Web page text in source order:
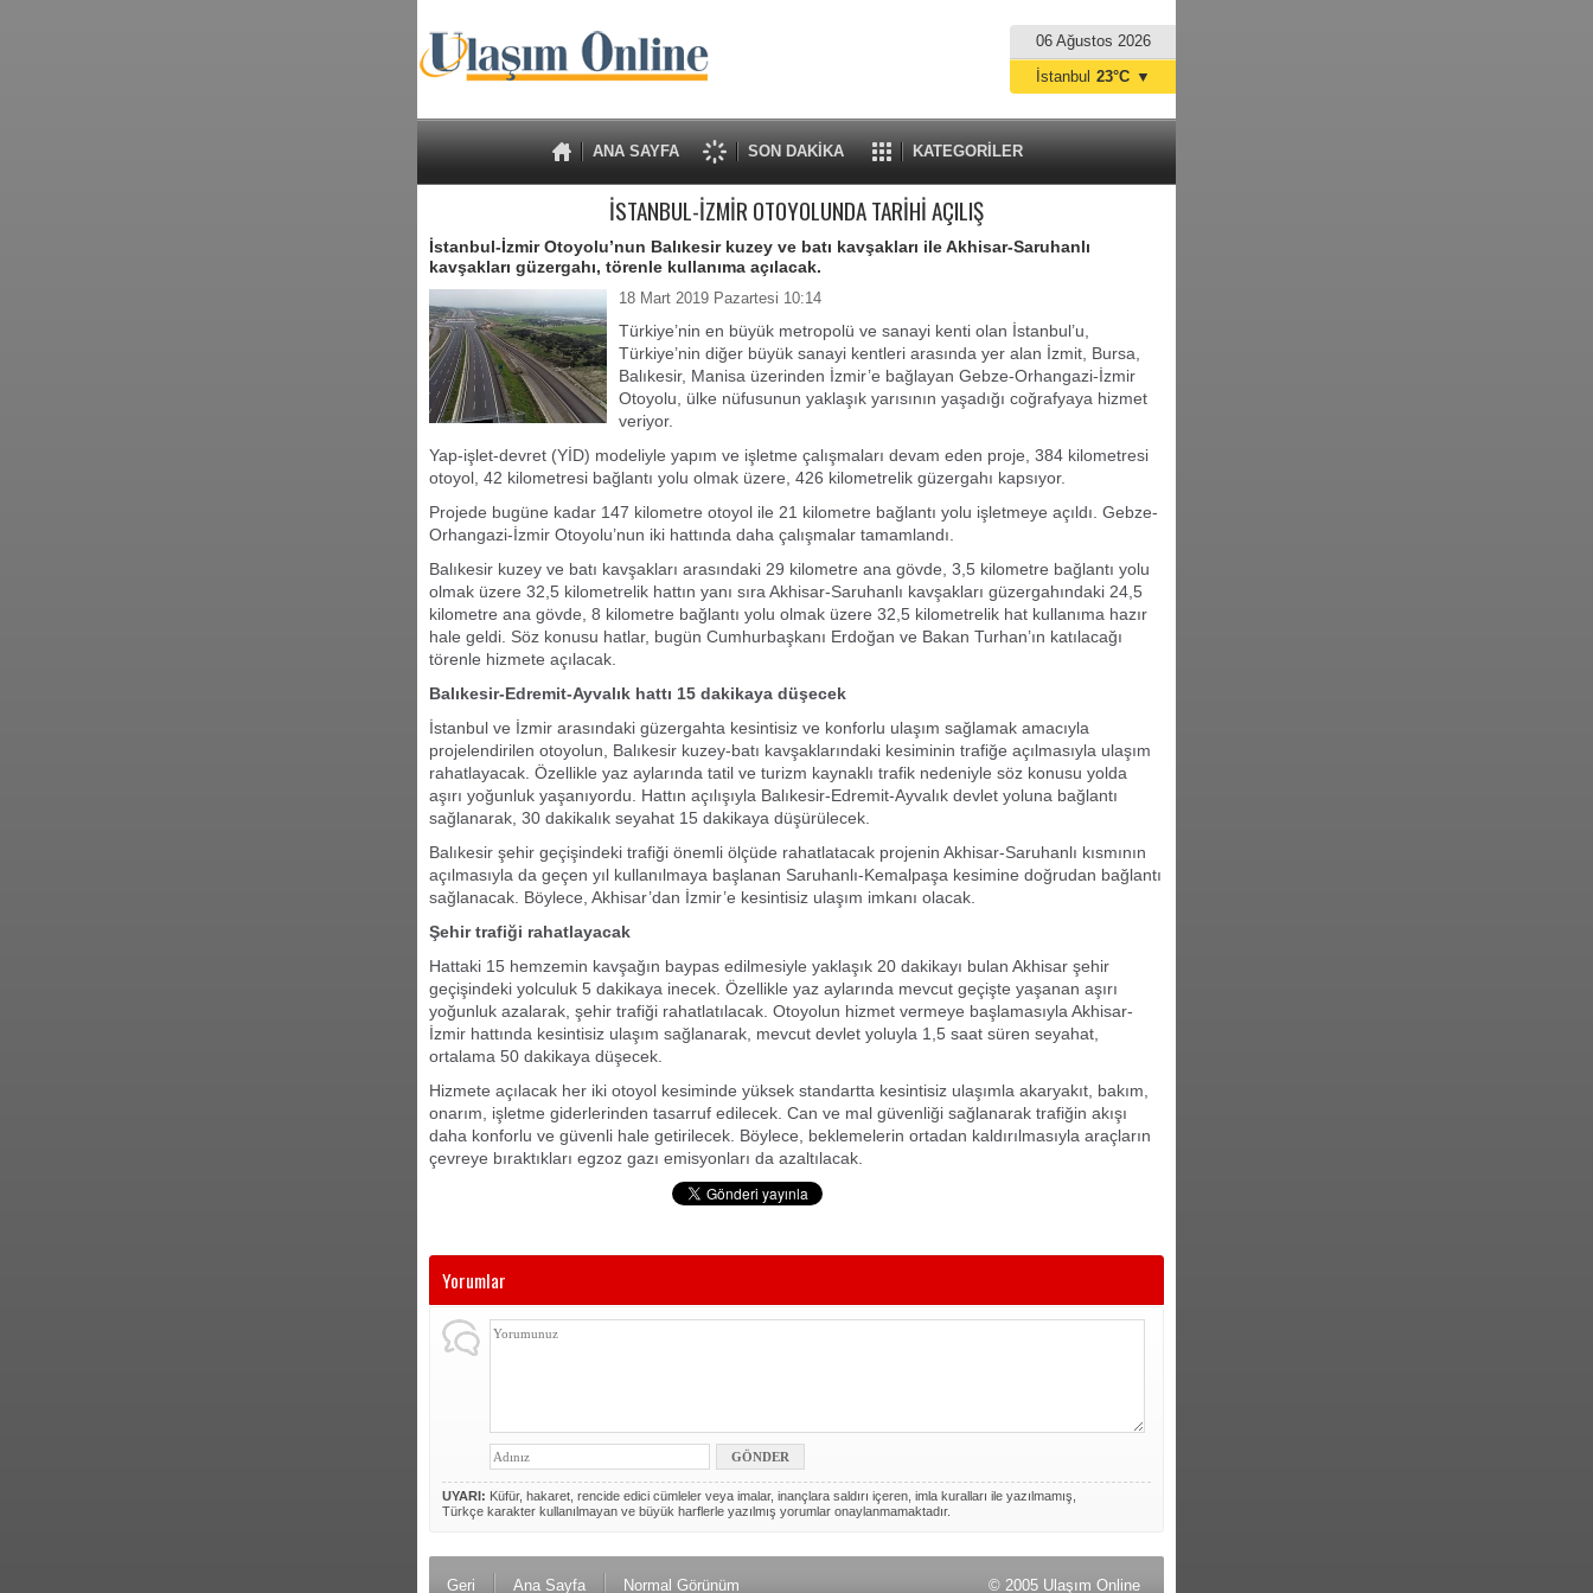
06 Ağustos 2026
ANA SAYFA SON DAKİKA KATEGORİLER
İstanbul 23°C ▼
İSTANBUL-İZMİR OTOYOLUNDA TARİHİ AÇILIŞ
İstanbul-İzmir Otoyolu’nun Balıkesir kuzey ve batı kavşakları ile Akhisar-Saruhanlı
kavşakları güzergahı, törenle kullanıma açılacak.
18 Mart 2019 Pazartesi 10:14
Türkiye’nin en büyük metropolü ve sanayi kenti olan İstanbul’u,
Türkiye’nin diğer büyük sanayi kentleri arasında yer alan İzmit, Bursa,
Balıkesir, Manisa üzerinden İzmir’e bağlayan Gebze-Orhangazi-İzmir
Otoyolu, ülke nüfusunun yaklaşık yarısının yaşadığı coğrafyaya hizmet
veriyor.
Yap-işlet-devret (YİD) modeliyle yapım ve işletme çalışmaları devam eden proje, 384 kilometresi
otoyol, 42 kilometresi bağlantı yolu olmak üzere, 426 kilometrelik güzergahı kapsıyor.
Projede bugüne kadar 147 kilometre otoyol ile 21 kilometre bağlantı yolu işletmeye açıldı. Gebze-
Orhangazi-İzmir Otoyolu’nun iki hattında daha çalışmalar tamamlandı.
Balıkesir kuzey ve batı kavşakları arasındaki 29 kilometre ana gövde, 3,5 kilometre bağlantı yolu
olmak üzere 32,5 kilometrelik hattın yanı sıra Akhisar-Saruhanlı kavşakları güzergahındaki 24,5
kilometre ana gövde, 8 kilometre bağlantı yolu olmak üzere 32,5 kilometrelik hat kullanıma hazır
hale geldi. Söz konusu hatlar, bugün Cumhurbaşkanı Erdoğan ve Bakan Turhan’ın katılacağı
törenle hizmete açılacak.
Balıkesir-Edremit-Ayvalık hattı 15 dakikaya düşecek
İstanbul ve İzmir arasındaki güzergahta kesintisiz ve konforlu ulaşım sağlamak amacıyla
projelendirilen otoyolun, Balıkesir kuzey-batı kavşaklarındaki kesiminin trafiğe açılmasıyla ulaşım
rahatlayacak. Özellikle yaz aylarında tatil ve turizm kaynaklı trafik nedeniyle söz konusu yolda
aşırı yoğunluk yaşanıyordu. Hattın açılışıyla Balıkesir-Edremit-Ayvalık devlet yoluna bağlantı
sağlanarak, 30 dakikalık seyahat 15 dakikaya düşürülecek.
Balıkesir şehir geçişindeki trafiği önemli ölçüde rahatlatacak projenin Akhisar-Saruhanlı kısmının
açılmasıyla da geçen yıl kullanılmaya başlanan Saruhanlı-Kemalpaşa kesimine doğrudan bağlantı
sağlanacak. Böylece, Akhisar’dan İzmir’e kesintisiz ulaşım imkanı olacak.
Şehir trafiği rahatlayacak
Hattaki 15 hemzemin kavşağın baypas edilmesiyle yaklaşık 20 dakikayı bulan Akhisar şehir
geçişindeki yolculuk 5 dakikaya inecek. Özellikle yaz aylarında mevcut geçişte yaşanan aşırı
yoğunluk azalarak, şehir trafiği rahatlatılacak. Otoyolun hizmet vermeye başlamasıyla Akhisar-
İzmir hattında kesintisiz ulaşım sağlanarak, mevcut devlet yoluyla 1,5 saat süren seyahat,
ortalama 50 dakikaya düşecek.
Hizmete açılacak her iki otoyol kesiminde yüksek standartta kesintisiz ulaşımla akaryakıt, bakım,
onarım, işletme giderlerinden tasarruf edilecek. Can ve mal güvenliği sağlanarak trafiğin akışı
daha konforlu ve güvenli hale getirilecek. Böylece, beklemelerin ortadan kaldırılmasıyla araçların
çevreye bıraktıkları egzoz gazı emisyonları da azaltılacak.
Yorumlar
UYARI: Küfür, hakaret, rencide edici cümleler veya imalar, inançlara saldırı içeren, imla kuralları ile yazılmamış,
Türkçe karakter kullanılmayan ve büyük harflerle yazılmış yorumlar onaylanmamaktadır.
Geri Ana Sayfa Normal Görünüm © 2005 Ulaşım Online